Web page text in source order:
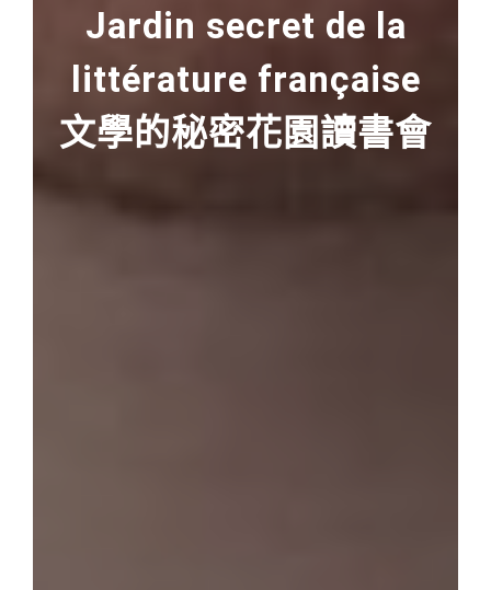
Jardin secret de la
littérature française
文學的秘密花園讀書會